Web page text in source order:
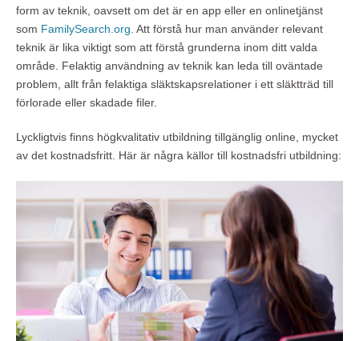
form av teknik, oavsett om det är en app eller en onlinetjänst
som FamilySearch.org . Att förstå hur man använder relevant
teknik är lika viktigt som att förstå grunderna inom ditt valda
område. Felaktig användning av teknik kan leda till oväntade
problem, allt från felaktiga släktskapsrelationer i ett släktträd till
förlorade eller skadade filer.
Lyckligtvis finns högkvalitativ utbildning tillgänglig online, mycket
av det kostnadsfritt. Här är några källor till kostnadsfri utbildning: